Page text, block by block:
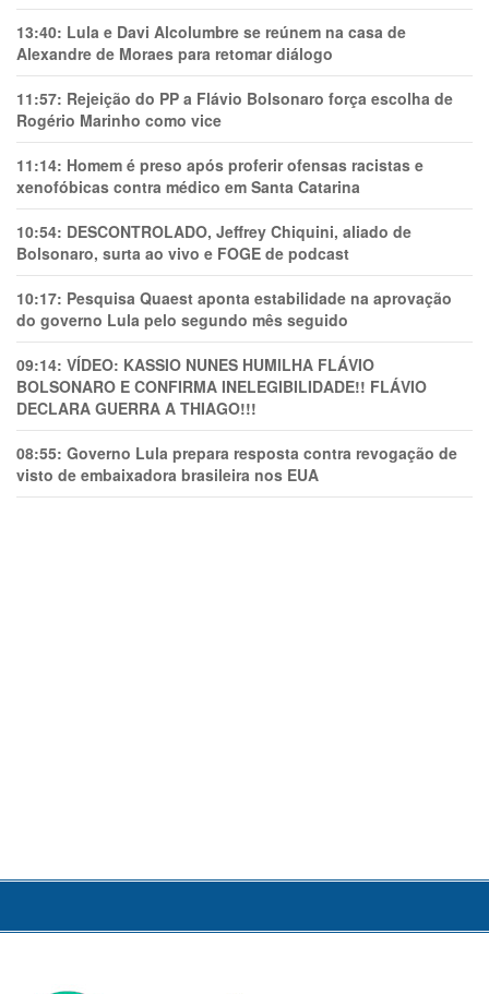
13:40: Lula e Davi Alcolumbre se reúnem na casa de
Alexandre de Moraes para retomar diálogo
11:57: Rejeição do PP a Flávio Bolsonaro força escolha de
Rogério Marinho como vice
11:14: Homem é preso após proferir ofensas racistas e
xenofóbicas contra médico em Santa Catarina
10:54: DESCONTROLADO, Jeffrey Chiquini, aliado de
Bolsonaro, surta ao vivo e FOGE de podcast
10:17: Pesquisa Quaest aponta estabilidade na aprovação
do governo Lula pelo segundo mês seguido
09:14: VÍDEO: KASSIO NUNES HUMlLHA FLÁVIO
BOLSONARO E CONFIRMA INELEGIBILIDADE!! FLÁVIO
DECLARA GUERRA A THIAGO!!!
08:55: Governo Lula prepara resposta contra revogação de
visto de embaixadora brasileira nos EUA